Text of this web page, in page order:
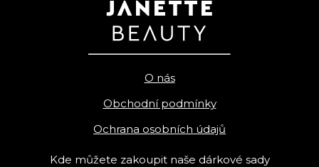
O nás
Obchodní podmínky
Ochrana osobních údajů
Kde můžete zakoupit naše dárkové sady